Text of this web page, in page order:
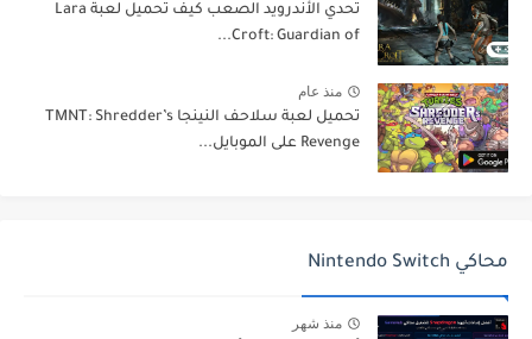
تحدي الأندرويد الصعب كيف تحميل لعبة Lara
Croft: Guardian of...
منذ عام
تحميل لعبة سلاحف النينجا TMNT: Shredder’s
Revenge على الموبايل...
محاكي Nintendo Switch
منذ شهر